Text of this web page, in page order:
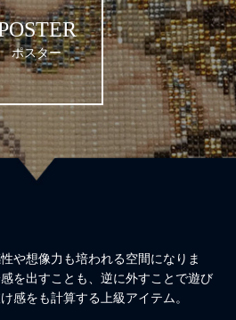
ポスター
や想像力も培われる空間になりま
を出すことも、逆に外すことで遊び
感をも計算する上級アイテム。